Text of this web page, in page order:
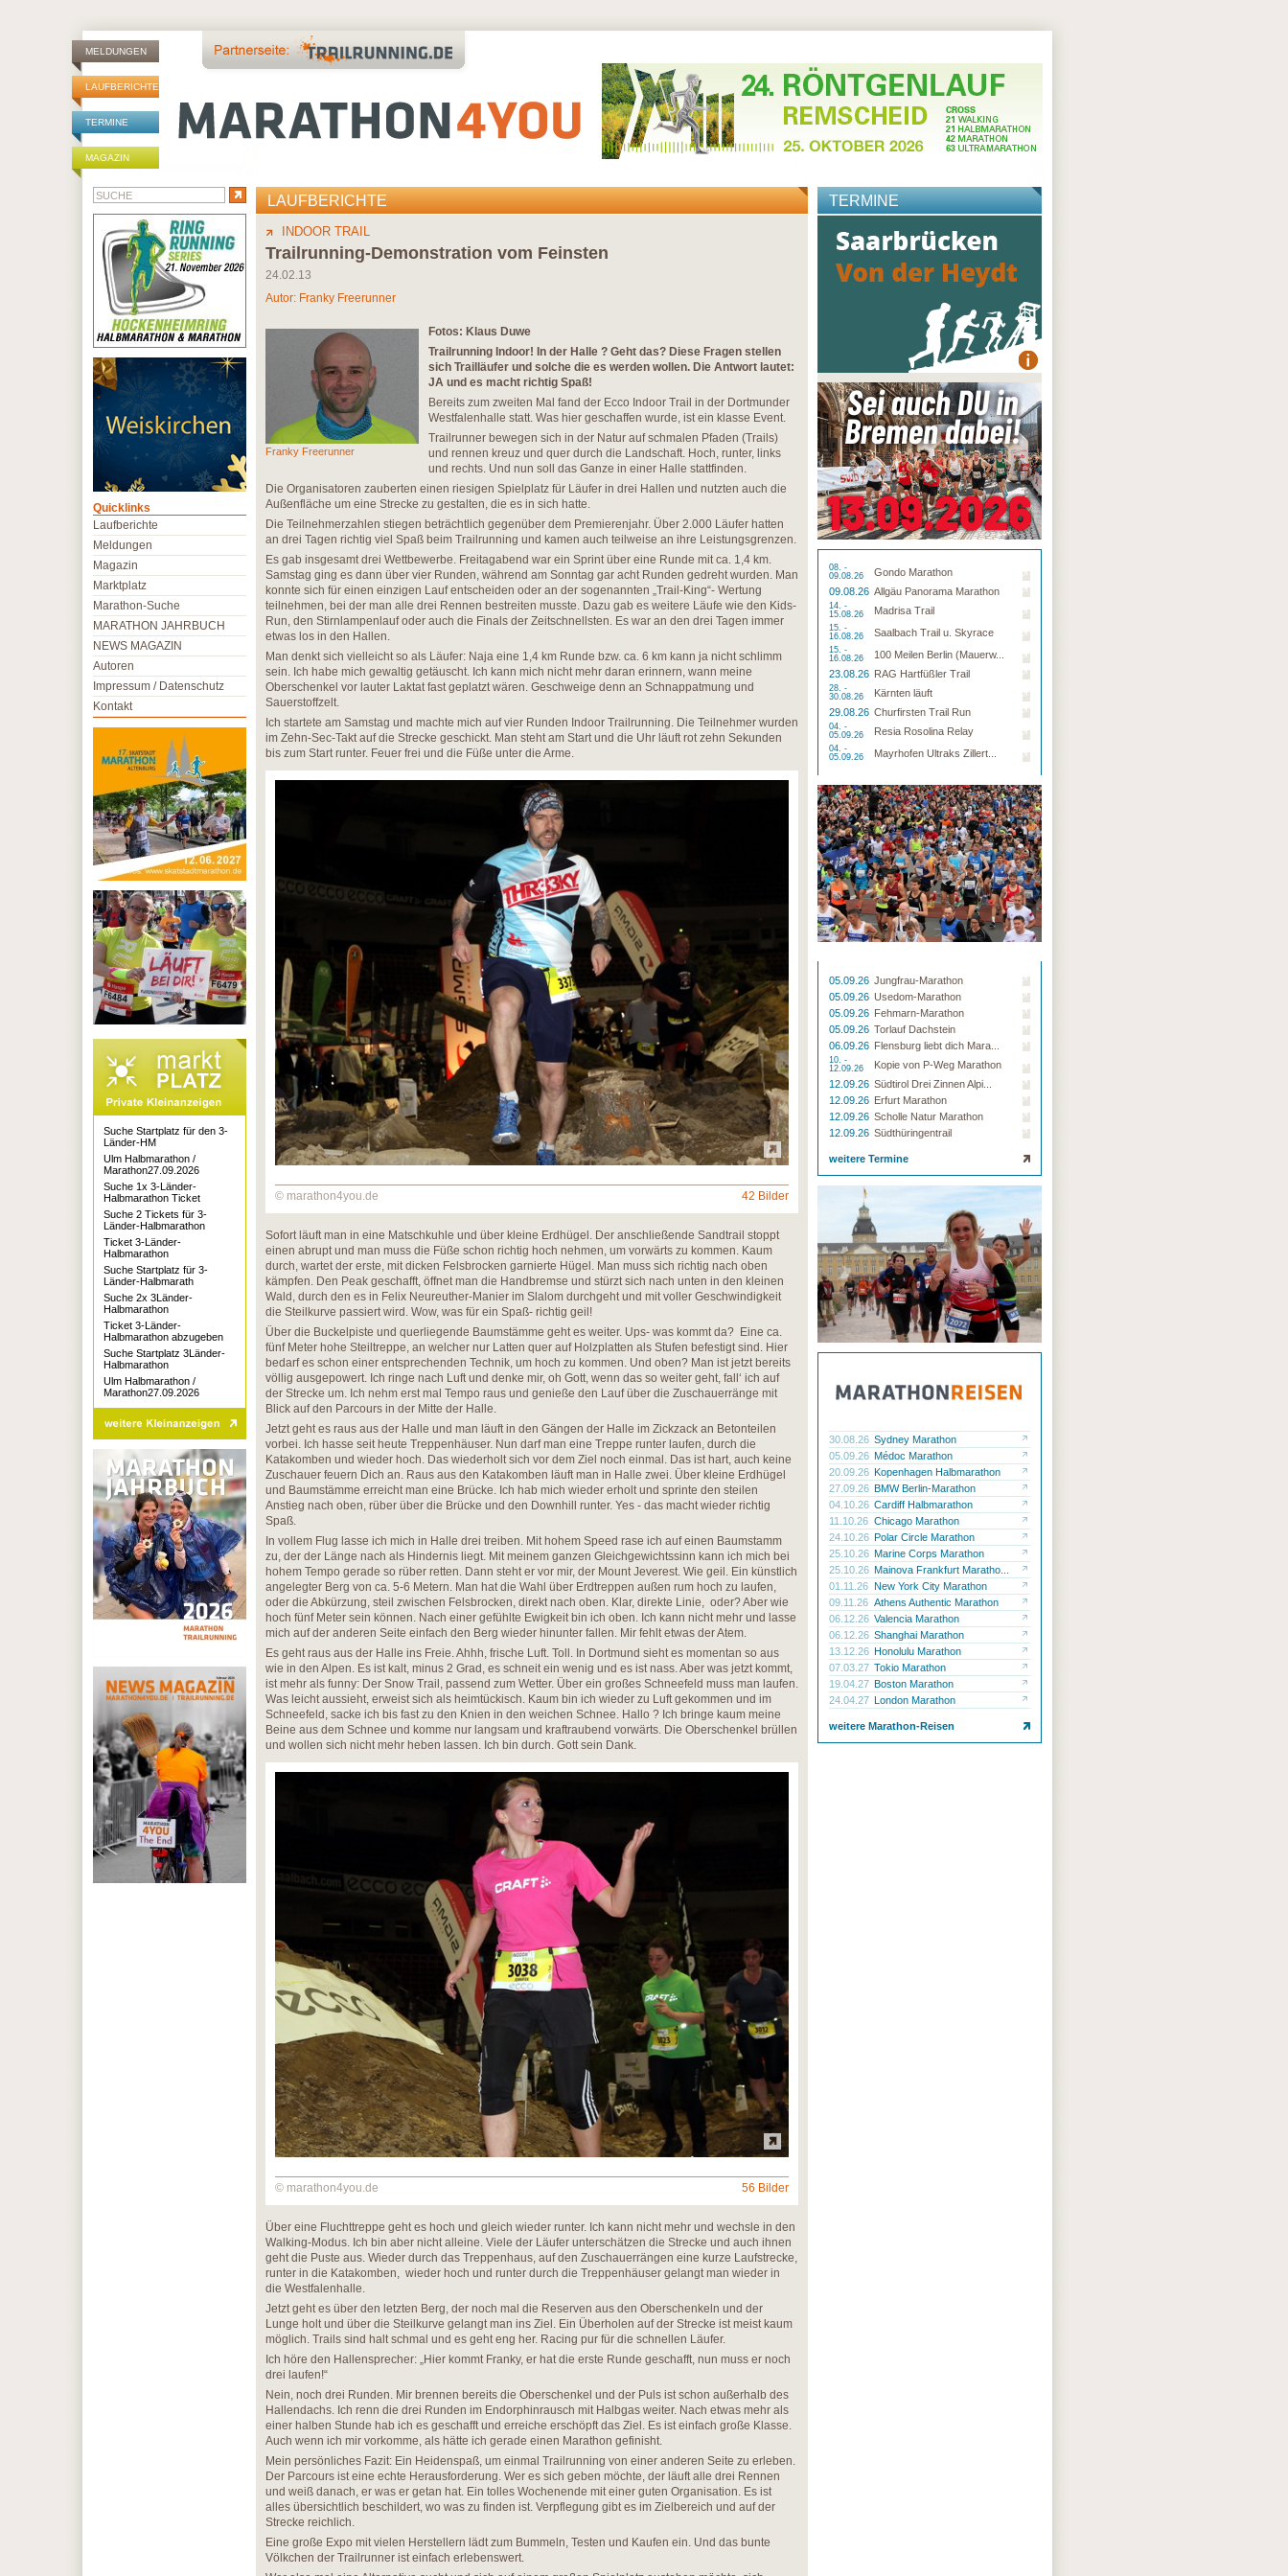
MELDUNGEN
LAUFBERICHTE
TERMINE
MAGAZIN
LAUFBERICHTE
INDOOR TRAIL
Trailrunning-Demonstration vom Feinsten
24.02.13
Autor: Franky Freerunner
Franky Freerunner
Fotos: Klaus Duwe
Trailrunning Indoor! In der Halle ? Geht das? Diese Fragen stellen
sich Trailläufer und solche die es werden wollen. Die Antwort lautet:
JA und es macht richtig Spaß!
Bereits zum zweiten Mal fand der Ecco Indoor Trail in der Dortmunder
Westfalenhalle statt. Was hier geschaffen wurde, ist ein klasse Event.
Trailrunner bewegen sich in der Natur auf schmalen Pfaden (Trails)
und rennen kreuz und quer durch die Landschaft. Hoch, runter, links
und rechts. Und nun soll das Ganze in einer Halle stattfinden.
Die Organisatoren zauberten einen riesigen Spielplatz für Läufer in drei Hallen und nutzten auch die
Außenfläche um eine Strecke zu gestalten, die es in sich hatte.
Die Teilnehmerzahlen stiegen beträchtlich gegenüber dem Premierenjahr. Über 2.000 Läufer hatten
an drei Tagen richtig viel Spaß beim Trailrunning und kamen auch teilweise an ihre Leistungsgrenzen.
Es gab insgesamt drei Wettbewerbe. Freitagabend war ein Sprint über eine Runde mit ca. 1,4 km.
Samstag ging es dann über vier Runden, während am Sonntag gar acht Runden gedreht wurden. Man
konnte sich für einen einzigen Lauf entscheiden oder an der sogenannten „Trail-King“- Wertung
teilnehmen, bei der man alle drei Rennen bestreiten musste. Dazu gab es weitere Läufe wie den Kids-
Run, den Stirnlampenlauf oder auch die Finals der Zeitschnellsten. Es war an den drei Tagen immer
etwas los in den Hallen.
Man denkt sich vielleicht so als Läufer: Naja eine 1,4 km Runde bzw. ca. 6 km kann ja nicht schlimm
sein. Ich habe mich gewaltig getäuscht. Ich kann mich nicht mehr daran erinnern, wann meine
Oberschenkel vor lauter Laktat fast geplatzt wären. Geschweige denn an Schnappatmung und
Sauerstoffzelt.
Ich startete am Samstag und machte mich auf vier Runden Indoor Trailrunning. Die Teilnehmer wurden
im Zehn-Sec-Takt auf die Strecke geschickt. Man steht am Start und die Uhr läuft rot zehn Sekunden
bis zum Start runter. Feuer frei und die Füße unter die Arme.
© marathon4you.de 42 Bilder
Sofort läuft man in eine Matschkuhle und über kleine Erdhügel. Der anschließende Sandtrail stoppt
einen abrupt und man muss die Füße schon richtig hoch nehmen, um vorwärts zu kommen. Kaum
durch, wartet der erste, mit dicken Felsbrocken garnierte Hügel. Man muss sich richtig nach oben
kämpfen. Den Peak geschafft, öffnet man die Handbremse und stürzt sich nach unten in den kleinen
Wald, durch den es in Felix Neureuther-Manier im Slalom durchgeht und mit voller Geschwindigkeit
die Steilkurve passiert wird. Wow, was für ein Spaß- richtig geil!
Über die Buckelpiste und querliegende Baumstämme geht es weiter. Ups- was kommt da? Eine ca.
fünf Meter hohe Steiltreppe, an welcher nur Latten quer auf Holzplatten als Stufen befestigt sind. Hier
bedarf es schon einer entsprechenden Technik, um hoch zu kommen. Und oben? Man ist jetzt bereits
völlig ausgepowert. Ich ringe nach Luft und denke mir, oh Gott, wenn das so weiter geht, fall‘ ich auf
der Strecke um. Ich nehm erst mal Tempo raus und genieße den Lauf über die Zuschauerränge mit
Blick auf den Parcours in der Mitte der Halle.
Jetzt geht es raus aus der Halle und man läuft in den Gängen der Halle im Zickzack an Betonteilen
vorbei. Ich hasse seit heute Treppenhäuser. Nun darf man eine Treppe runter laufen, durch die
Katakomben und wieder hoch. Das wiederholt sich vor dem Ziel noch einmal. Das ist hart, auch keine
Zuschauer feuern Dich an. Raus aus den Katakomben läuft man in Halle zwei. Über kleine Erdhügel
und Baumstämme erreicht man eine Brücke. Ich hab mich wieder erholt und sprinte den steilen
Anstieg nach oben, rüber über die Brücke und den Downhill runter. Yes - das macht wieder richtig
Spaß.
In vollem Flug lasse ich mich in Halle drei treiben. Mit hohem Speed rase ich auf einen Baumstamm
zu, der der Länge nach als Hindernis liegt. Mit meinem ganzen Gleichgewichtssinn kann ich mich bei
hohem Tempo gerade so rüber retten. Dann steht er vor mir, der Mount Jeverest. Wie geil. Ein künstlich
angelegter Berg von ca. 5-6 Metern. Man hat die Wahl über Erdtreppen außen rum hoch zu laufen,
oder die Abkürzung, steil zwischen Felsbrocken, direkt nach oben. Klar, direkte Linie, oder? Aber wie
hoch fünf Meter sein können. Nach einer gefühlte Ewigkeit bin ich oben. Ich kann nicht mehr und lasse
mich auf der anderen Seite einfach den Berg wieder hinunter fallen. Mir fehlt etwas der Atem.
Es geht raus aus der Halle ins Freie. Ahhh, frische Luft. Toll. In Dortmund sieht es momentan so aus
wie in den Alpen. Es ist kalt, minus 2 Grad, es schneit ein wenig und es ist nass. Aber was jetzt kommt,
ist mehr als funny: Der Snow Trail, passend zum Wetter. Über ein großes Schneefeld muss man laufen.
Was leicht aussieht, erweist sich als heimtückisch. Kaum bin ich wieder zu Luft gekommen und im
Schneefeld, sacke ich bis fast zu den Knien in den weichen Schnee. Hallo ? Ich bringe kaum meine
Beine aus dem Schnee und komme nur langsam und kraftraubend vorwärts. Die Oberschenkel brüllen
und wollen sich nicht mehr heben lassen. Ich bin durch. Gott sein Dank.
© marathon4you.de 56 Bilder
Über eine Fluchttreppe geht es hoch und gleich wieder runter. Ich kann nicht mehr und wechsle in den
Walking-Modus. Ich bin aber nicht alleine. Viele der Läufer unterschätzen die Strecke und auch ihnen
geht die Puste aus. Wieder durch das Treppenhaus, auf den Zuschauerrängen eine kurze Laufstrecke,
runter in die Katakomben, wieder hoch und runter durch die Treppenhäuser gelangt man wieder in
die Westfalenhalle.
Jetzt geht es über den letzten Berg, der noch mal die Reserven aus den Oberschenkeln und der
Lunge holt und über die Steilkurve gelangt man ins Ziel. Ein Überholen auf der Strecke ist meist kaum
möglich. Trails sind halt schmal und es geht eng her. Racing pur für die schnellen Läufer.
Ich höre den Hallensprecher: „Hier kommt Franky, er hat die erste Runde geschafft, nun muss er noch
drei laufen!“
Nein, noch drei Runden. Mir brennen bereits die Oberschenkel und der Puls ist schon außerhalb des
Hallendachs. Ich renn die drei Runden im Endorphinrausch mit Halbgas weiter. Nach etwas mehr als
einer halben Stunde hab ich es geschafft und erreiche erschöpft das Ziel. Es ist einfach große Klasse.
Auch wenn ich mir vorkomme, als hätte ich gerade einen Marathon gefinisht.
Mein persönliches Fazit: Ein Heidenspaß, um einmal Trailrunning von einer anderen Seite zu erleben.
Der Parcours ist eine echte Herausforderung. Wer es sich geben möchte, der läuft alle drei Rennen
und weiß danach, er was er getan hat. Ein tolles Wochenende mit einer guten Organisation. Es ist
alles übersichtlich beschildert, wo was zu finden ist. Verpflegung gibt es im Zielbereich und auf der
Strecke reichlich.
Eine große Expo mit vielen Herstellern lädt zum Bummeln, Testen und Kaufen ein. Und das bunte
Völkchen der Trailrunner ist einfach erlebenswert.
TERMINE
08. -
09.08.26
Gondo Marathon
09.08.26 Allgäu Panorama Marathon
14. -
15.08.26
Madrisa Trail
15. -
16.08.26
Saalbach Trail u. Skyrace
15. -
16.08.26
100 Meilen Berlin (Mauerw...
23.08.26 RAG Hartfüßler Trail
28. -
30.08.26
Kärnten läuft
29.08.26 Churfirsten Trail Run
04. -
05.09.26
Resia Rosolina Relay
04. -
05.09.26
Mayrhofen Ultraks Zillert...
05.09.26 Jungfrau-Marathon
05.09.26 Usedom-Marathon
05.09.26 Fehmarn-Marathon
05.09.26 Torlauf Dachstein
06.09.26 Flensburg liebt dich Mara...
10. -
12.09.26
Kopie von P-Weg Marathon
12.09.26 Südtirol Drei Zinnen Alpi...
12.09.26 Erfurt Marathon
12.09.26 Scholle Natur Marathon
12.09.26 Südthüringentrail
weitere Termine
30.08.26 Sydney Marathon
05.09.26 Médoc Marathon
20.09.26 Kopenhagen Halbmarathon
27.09.26 BMW Berlin-Marathon
04.10.26 Cardiff Halbmarathon
11.10.26 Chicago Marathon
24.10.26 Polar Circle Marathon
25.10.26 Marine Corps Marathon
25.10.26 Mainova Frankfurt Maratho...
01.11.26 New York City Marathon
09.11.26 Athens Authentic Marathon
06.12.26 Valencia Marathon
06.12.26 Shanghai Marathon
13.12.26 Honolulu Marathon
07.03.27 Tokio Marathon
19.04.27 Boston Marathon
24.04.27 London Marathon
weitere Marathon-Reisen
Quicklinks
Laufberichte
Meldungen
Magazin
Marktplatz
Marathon-Suche
MARATHON JAHRBUCH
NEWS MAGAZIN
Autoren
Impressum / Datenschutz
Kontakt
Suche Startplatz für den 3-
Länder-HM
Ulm Halbmarathon /
Marathon27.09.2026
Suche 1x 3-Länder-
Halbmarathon Ticket
Suche 2 Tickets für 3-
Länder-Halbmarathon
Ticket 3-Länder-
Halbmarathon
Suche Startplatz für 3-
Länder-Halbmarath
Suche 2x 3Länder-
Halbmarathon
Ticket 3-Länder-
Halbmarathon abzugeben
Suche Startplatz 3Länder-
Halbmarathon
Ulm Halbmarathon /
Marathon27.09.2026